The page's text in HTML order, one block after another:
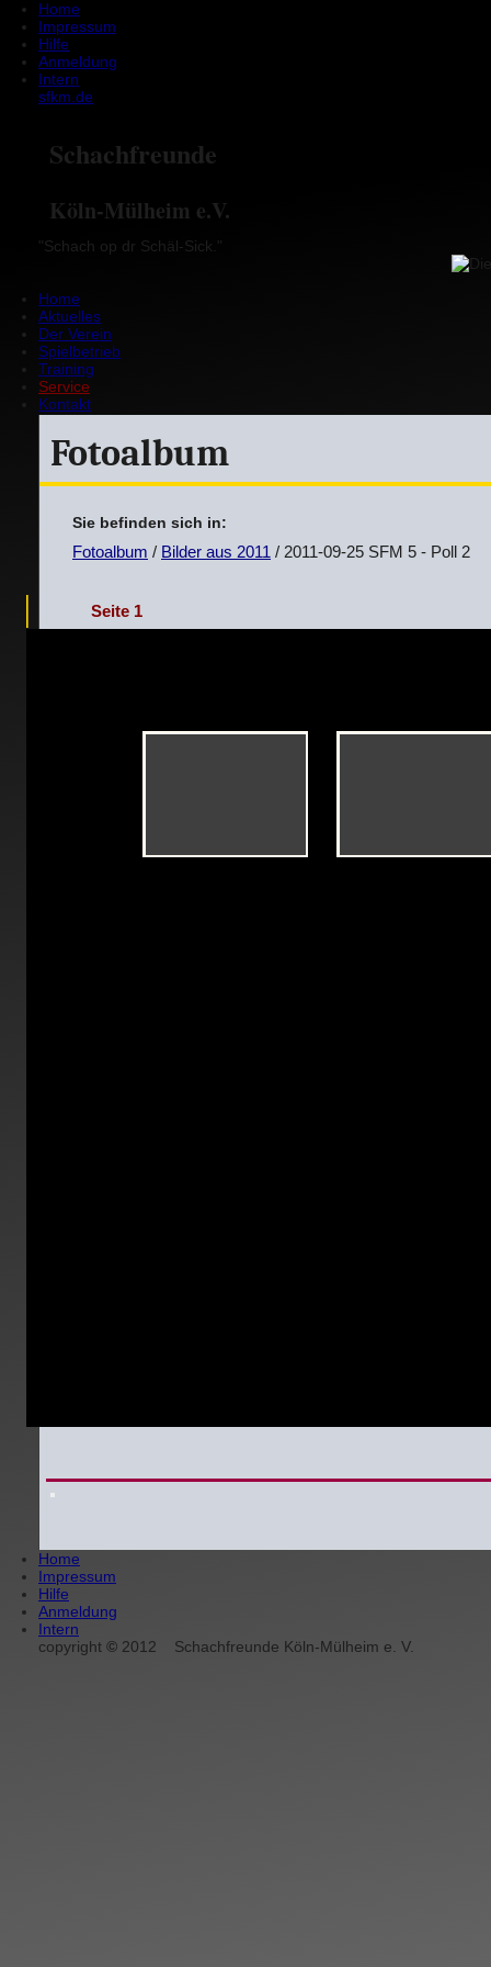
Home
Impressum
Hilfe
Anmeldung
Intern
sfkm.de
Schachfreunde
Köln-Mülheim e.V.
"Schach op dr Schäl-Sick."
Home
Aktuelles
Der Verein
Spielbetrieb
Training
Service
Kontakt
Fotoalbum
Sie befinden sich in:
Fotoalbum / Bilder aus 2011 / 2011-09-25 SFM 5 - Poll 2
Seite 1
Home
Impressum
Hilfe
Anmeldung
Intern
copyright © 2012 Schachfreunde Köln-Mülheim e. V.